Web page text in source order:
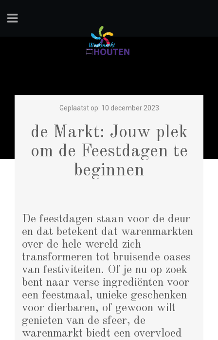
Geplaatst op: 10 december 2023
de Markt: Jouw plek
om de Feestdagen te
beginnen
De feestdagen staan voor de deur
en dat betekent dat warenmarkten
over de hele wereld zich
transformeren tot bruisende oases
van festiviteiten. Of je nu op zoek
bent naar verse ingrediënten voor
een feestmaal, unieke geschenken
voor dierbaren, of gewoon wilt
genieten van de sfeer, de
warenmarkt biedt een overvloed